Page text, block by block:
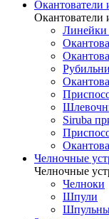
Окантователи
Окантователи
Линейки
Siruba
Челночные
Челночные
Челноки
Шпули